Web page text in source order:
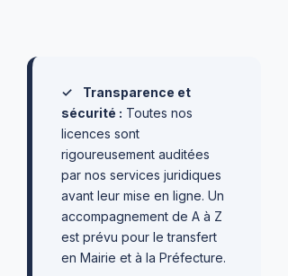
✓
Transparence et
sécurité : Toutes nos
licences sont
rigoureusement auditées
par nos services juridiques
avant leur mise en ligne. Un
accompagnement de A à Z
est prévu pour le transfert
en Mairie et à la Préfecture.